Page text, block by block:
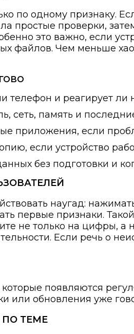
по одному признаку.
простые проверки,
это важно, если
файлов. Чем меньше
телефон и реагирует ли
сеть, память и
приложения, если
если устройство
без подготовки и
наугад:
первые признаки.
не только на цифры, а
Если речь о
появляются
или обновления уже
ТЕМЕ